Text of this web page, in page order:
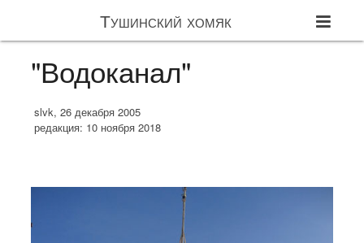
Тушинский хомяк
"Водоканал"
slvk, 26 декабря 2005
редакция: 10 ноября 2018